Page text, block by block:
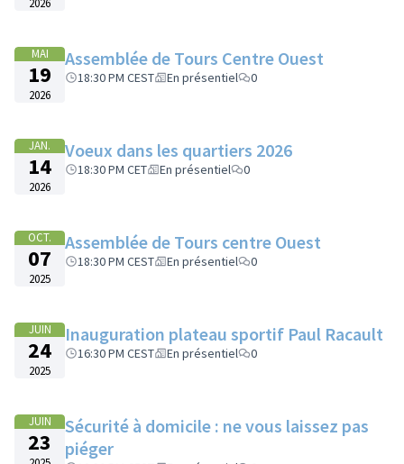
2026
MAI
19
2026
Assemblée de Tours Centre Ouest
18:30 PM CEST En présentiel 0
JAN.
14
2026
Voeux dans les quartiers 2026
18:30 PM CET En présentiel 0
OCT.
07
2025
Assemblée de Tours centre Ouest
18:30 PM CEST En présentiel 0
JUIN
24
2025
Inauguration plateau sportif Paul Racault
16:30 PM CEST En présentiel 0
JUIN
23
Sécurité à domicile : ne vous laissez pas
piéger